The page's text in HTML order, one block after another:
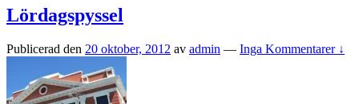
Lördagspyssel
Publicerad den 20 oktober, 2012 av admin — Inga Kommentarer ↓